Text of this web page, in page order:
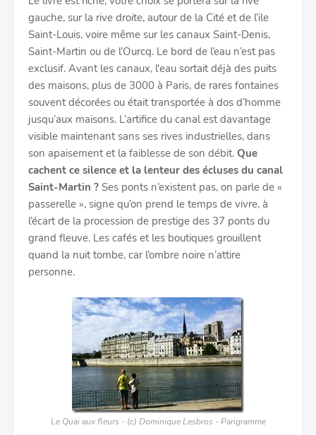
gauche, sur la rive droite, autour de la Cité et de l’ile
Saint-Louis, voire même sur les canaux Saint-Denis,
Saint-Martin ou de l’Ourcq. Le bord de l’eau n’est pas
exclusif. Avant les canaux, l'eau sortait déjà des puits
des maisons, plus de 3000 à Paris, de rares fontaines
souvent décorées ou était transportée à dos d’homme
jusqu’aux maisons. L’artifice du canal est davantage
visible maintenant sans ses rives industrielles, dans
son apaisement et la faiblesse de son débit. Que
cachent ce silence et la lenteur des écluses du canal
Saint-Martin ? Ses ponts n’existent pas, on parle de «
passerelle », signe qu’on prend le temps de vivre, à
l’écart de la procession de prestige des 37 ponts du
grand fleuve. Les cafés et les boutiques grouillent
quand la nuit tombe, car l’ombre noire n’attire
personne.
Le Quai aux fleurs - (c) Dominique Lesbros - Parigramme